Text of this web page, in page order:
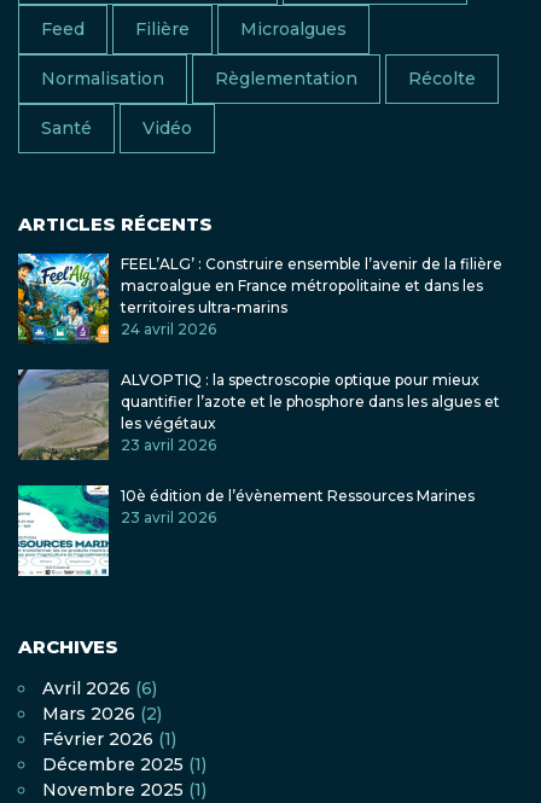
Feed Filière Microalgues
Normalisation Règlementation Récolte
Santé Vidéo
ARTICLES RÉCENTS
FEEL’ALG’ : Construire ensemble l’avenir de la filière
macroalgue en France métropolitaine et dans les
territoires ultra-marins
24 avril 2026
ALVOPTIQ : la spectroscopie optique pour mieux
quantifier l’azote et le phosphore dans les algues et
les végétaux
23 avril 2026
10è édition de l’évènement Ressources Marines
23 avril 2026
ARCHIVES
Avril 2026 (6)
Mars 2026 (2)
Février 2026 (1)
Décembre 2025 (1)
Novembre 2025 (1)